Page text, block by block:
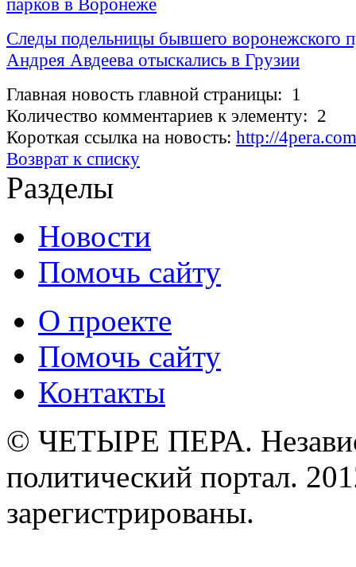
парков в Воронеже
Следы подельницы бывшего воронежского
Андрея Авдеева отыскались в Грузии
Главная новость главной страницы: 1
Количество комментариев к элементу: 2
Короткая ссылка на новость: http://
Возврат к списку
Разделы
Новости
Помочь сайту
О проекте
Помочь сайту
Контакты
© ЧЕТЫРЕ ПЕРА.
политический портал.
зарегистрированы.